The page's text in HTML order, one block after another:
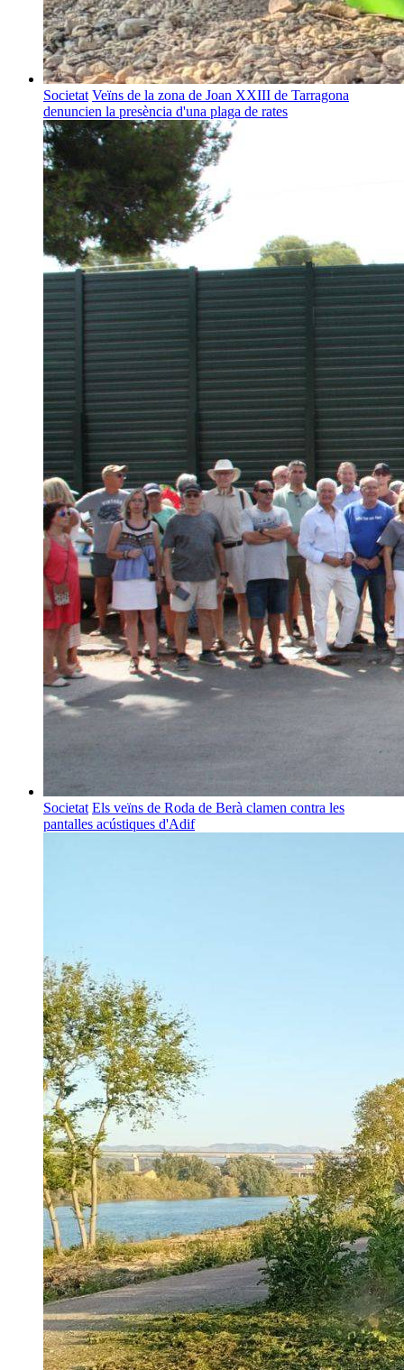
Societat Veïns de la zona de Joan XXIII de Tarragona
denuncien la presència d'una plaga de rates
Societat Els veïns de Roda de Berà clamen contra les
pantalles acústiques d'Adif